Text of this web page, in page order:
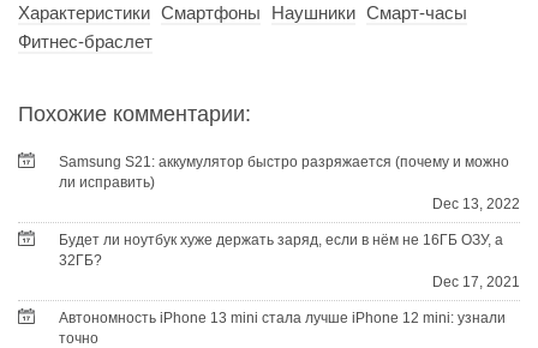
Характеристики Смартфоны Наушники Смарт-часы
Фитнес-браслет
Похожие комментарии:
Samsung S21: аккумулятор быстро разряжается (почему и можно
ли исправить)
Dec 13, 2022
Будет ли ноутбук хуже держать заряд, если в нём не 16ГБ ОЗУ, а
32ГБ?
Dec 17, 2021
Автономность iPhone 13 mini стала лучше iPhone 12 mini: узнали
точно